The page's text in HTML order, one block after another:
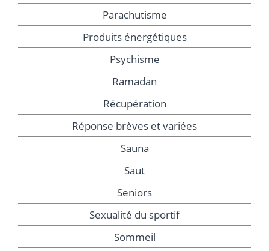
Parachutisme
Produits énergétiques
Psychisme
Ramadan
Récupération
Réponse brèves et variées
Sauna
Saut
Seniors
Sexualité du sportif
Sommeil